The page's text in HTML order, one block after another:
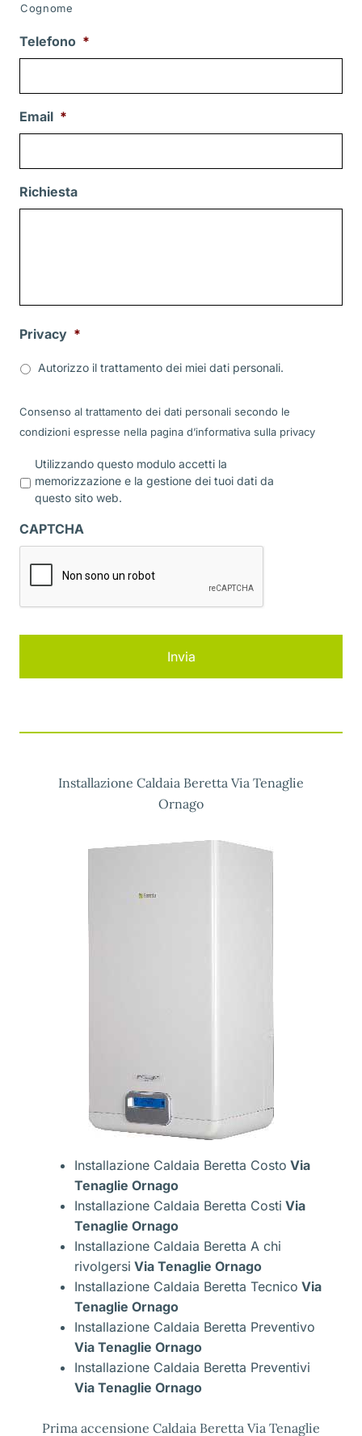
Cognome
Telefono *
Email *
Richiesta
Privacy *
Autorizzo il trattamento dei miei dati personali.
Consenso al trattamento dei dati personali secondo le
condizioni espresse nella pagina d’informativa sulla privacy
r
a
c
Utilizzando questo modulo accetti la
memorizzazione e la gestione dei tuoi dati da
questo sito web.
CAPTCHA
Installazione Caldaia Beretta Via Tenaglie
Ornago
Installazione Caldaia Beretta Costo Via
Tenaglie Ornago
Installazione Caldaia Beretta Costi Via
Tenaglie Ornago
Installazione Caldaia Beretta A chi
rivolgersi Via Tenaglie Ornago
Installazione Caldaia Beretta Tecnico Via
Tenaglie Ornago
Installazione Caldaia Beretta Preventivo
Via Tenaglie Ornago
Installazione Caldaia Beretta Preventivi
Via Tenaglie Ornago
Prima accensione Caldaia Beretta Via Tenaglie